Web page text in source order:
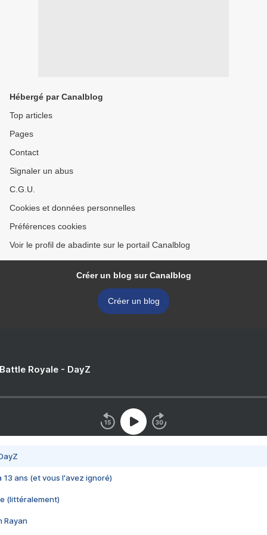
Hébergé par Canalblog
Top articles
Pages
Contact
Signaler un abus
C.G.U.
Cookies et données personnelles
Préférences cookies
Voir le profil de abadinte sur le portail Canalblog
Créer un blog sur Canalblog
Créer un blog
Royale - DayZ
13 ans (et vous l'avez ignoré)
(littéralement)
Rayan